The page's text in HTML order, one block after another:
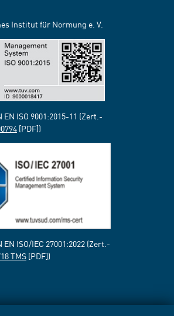
Institut für Normung e. V.
ISO 9001:2015-11 (Zert.-
[PDF])
ISO/IEC 27001:2022 (Zert.-
TMS[PDF])